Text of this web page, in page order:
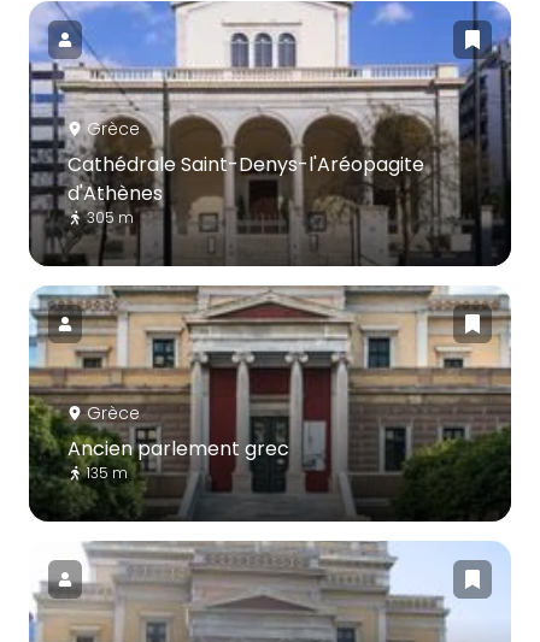
Grèce
Cathédrale Saint-Denys-l'Aréopagite
d'Athènes
305 m
Grèce
Ancien parlement grec
135 m